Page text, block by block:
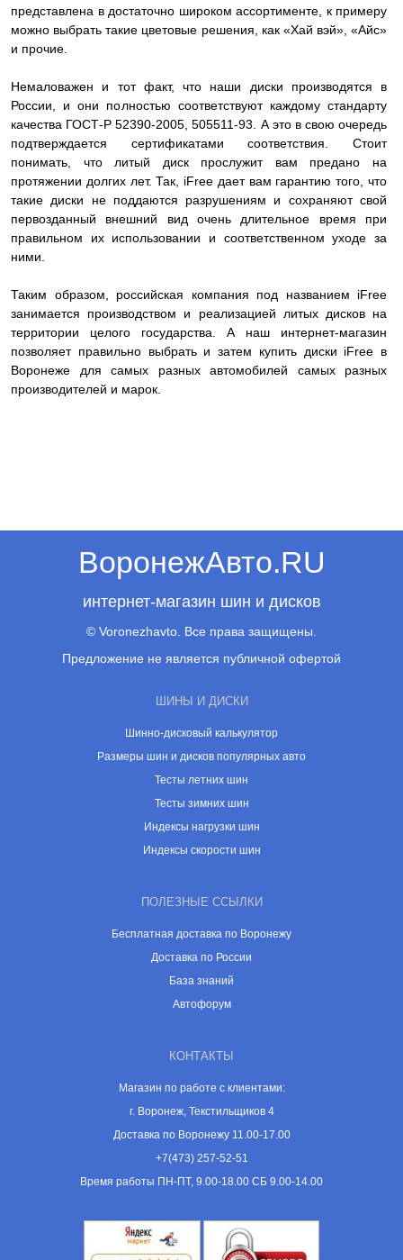
представлена в достаточно широком ассортименте, к примеру
можно выбрать такие цветовые решения, как «Хай вэй», «Айс»
и прочие.
Немаловажен и тот факт, что наши диски производятся в
России, и они полностью соответствуют каждому стандарту
качества ГОСТ-Р 52390-2005, 505511-93. А это в свою очередь
подтверждается сертификатами соответствия. Стоит
понимать, что литый диск прослужит вам предано на
протяжении долгих лет. Так, iFree дает вам гарантию того, что
такие диски не поддаются разрушениям и сохраняют свой
первозданный внешний вид очень длительное время при
правильном их использовании и соответственном уходе за
ними.
Таким образом, российская компания под названием iFree
занимается производством и реализацией литых дисков на
территории целого государства. А наш интернет-магазин
позволяет правильно выбрать и затем купить диски iFree в
Воронеже для самых разных автомобилей самых разных
производителей и марок.
ВоронежАвто.RU
интернет-магазин шин и дисков
© Voronezhavto. Все права защищены.
Предложение не является публичной офертой
ШИНЫ И ДИСКИ
Шинно-дисковый калькулятор
Размеры шин и дисков популярных авто
Тесты летних шин
Тесты зимних шин
Индексы нагрузки шин
Индексы скорости шин
ПОЛЕЗНЫЕ ССЫЛКИ
Бесплатная доставка по Воронежу
Доставка по России
База знаний
Автофорум
КОНТАКТЫ
Магазин по работе с клиентами:
г. Воронеж, Текстильщиков 4
Доставка по Воронежу 11.00-17.00
+7(473) 257-52-51
Время работы ПН-ПТ, 9.00-18.00 СБ 9.00-14.00